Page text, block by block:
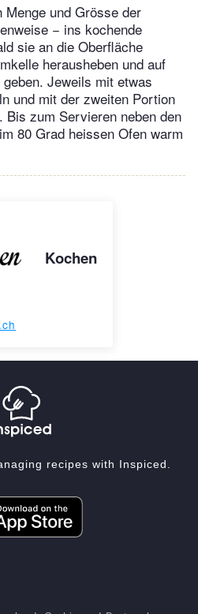
und Grösse der
− ins kochende
sie an die Oberfläche
herausheben und auf
Jeweils mit etwas
und mit der zweiten Portion
Bis zum Servieren neben den
80 Grad heissen Ofen warm
Kochen
recipes with Inspiced.